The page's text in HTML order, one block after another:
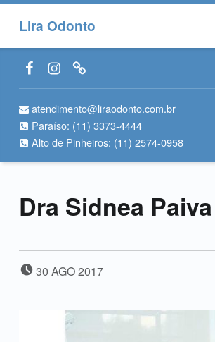
Lira Odonto
Facebook LiraOdonto
Instagram LiraOdonto
Site LiraOdonto
atendimento@liraodonto.com.br
Paraíso: (11) 3373-4444
Alto de Pinheiros: (11) 2574-0958
Dra Sidnea Paiva
POSTED ON:
30 AGO2017